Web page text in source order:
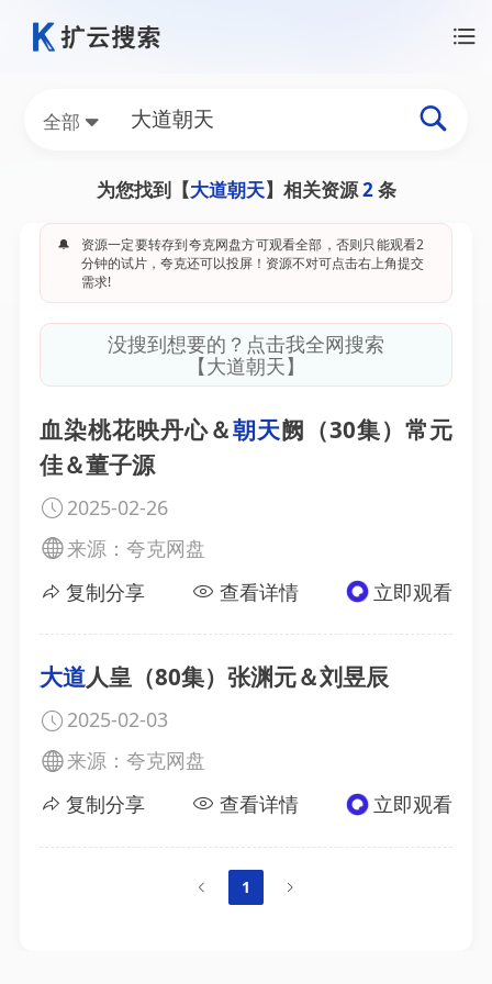
全部
为您找到【大道朝天】相关资源2条
🔔
资源一定要转存到夸克网盘方可观看全部，否则只能观看2
分钟的试片，夸克还可以投屏！资源不对可点击右上角提交
需求!
没搜到想要的？点击我全网搜索
【大道朝天】
血染桃花映丹心＆朝天阙（30集）常元
佳＆董子源
2025-02-26
来源：夸克网盘
复制分享
查看详情 立即观看
大道人皇（80集）张渊元＆刘昱辰
2025-02-03
来源：夸克网盘
复制分享
查看详情 立即观看
1